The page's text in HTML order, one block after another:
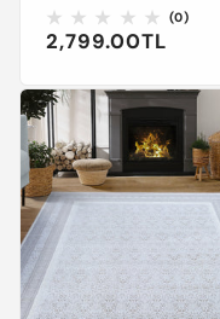
(0)0
Normal
2,799.00TL